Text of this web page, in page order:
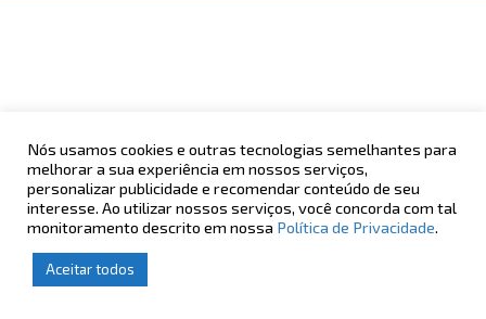
Nós usamos cookies e outras tecnologias semelhantes para
melhorar a sua experiência em nossos serviços,
personalizar publicidade e recomendar conteúdo de seu
interesse. Ao utilizar nossos serviços, você concorda com tal
monitoramento descrito em nossa Política de Privacidade.
Aceitar todos